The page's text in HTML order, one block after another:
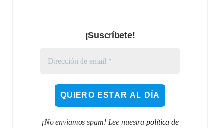
¡Suscríbete!
¡No enviamos spam! Lee nuestra política de